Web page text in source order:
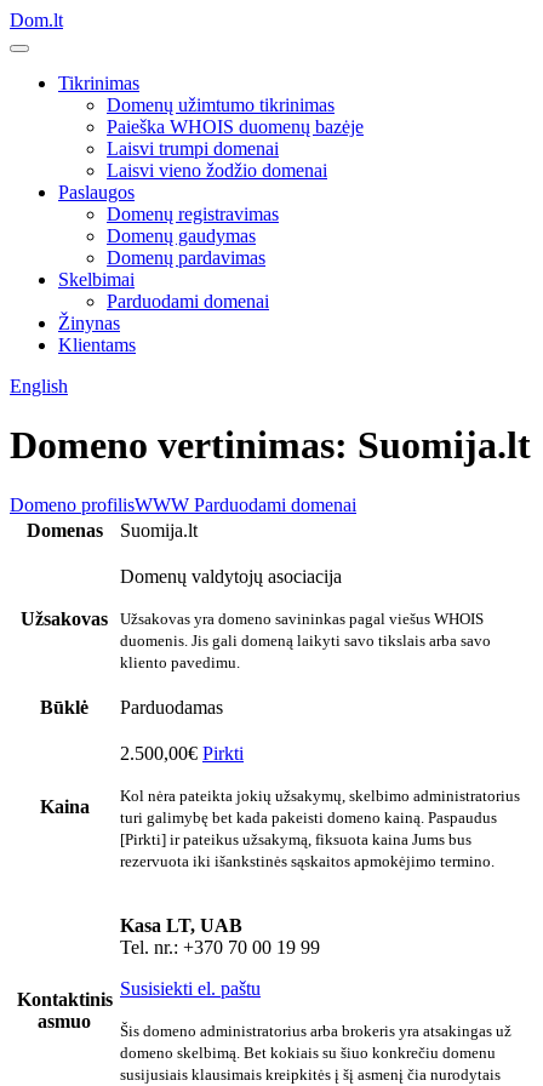
Dom.lt
Tikrinimas
Domenų užimtumo tikrinimas
Paieška WHOIS duomenų bazėje
Laisvi trumpi domenai
Laisvi vieno žodžio domenai
Paslaugos
Domenų registravimas
Domenų gaudymas
Domenų pardavimas
Skelbimai
Parduodami domenai
Žinynas
Klientams
English
Domeno vertinimas: Suomija.lt
Domeno profilisWWW Parduodami domenai
Domenas
Suomija.lt
Užsakovas
Domenų valdytojų asociacija
Užsakovas yra domeno savininkas pagal viešus WHOIS
duomenis. Jis gali domeną laikyti savo tikslais arba savo
kliento pavedimu.
Būklė Parduodamas
Kaina
2.500,00€ Pirkti
Kol nėra pateikta jokių užsakymų, skelbimo administratorius
turi galimybę bet kada pakeisti domeno kainą. Paspaudus
[Pirkti] ir pateikus užsakymą, fiksuota kaina Jums bus
rezervuota iki išankstinės sąskaitos apmokėjimo termino.
Kontaktinis
asmuo
Kasa LT, UAB
Tel. nr.: +370 70 00 19 99
Susisiekti el. paštu
Šis domeno administratorius arba brokeris yra atsakingas už
domeno skelbimą. Bet kokiais su šiuo konkrečiu domenu
susijusiais klausimais kreipkitės į šį asmenį čia nurodytais